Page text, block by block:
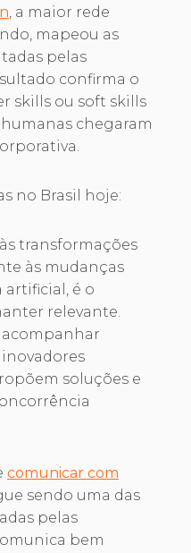
, a maior rede
mapeou as
pelas
confirma o
skills ou soft skills
chegaram
no Brasil hoje:
transformações
às mudanças
é o
relevante.
acompanhar
soluções e
comunicar com
sendo uma das
pelas
bem